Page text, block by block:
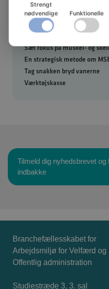
Muskel- og
MSB og fysisk arbejdsmiljø
Sæt fokus på muskel- og
En strategisk metode om
Tag snakken bryd vanerne
Værktøjskasse
Tilmeld dig nyhedsbrevet
indbakke
Branchefællesskabet for
Arbejdsmiljø for Velfærd og
Offentlig administration
Studiestræde 3, 3. sal
Strengt
nødvendige
Funktionelle